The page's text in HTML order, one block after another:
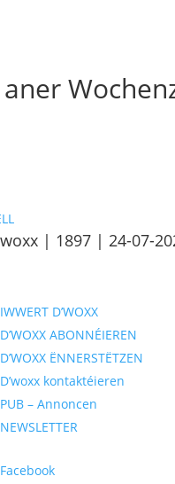
woxx | 1897 | 24-07-
IWWERT D’WOXX
D’WOXX ABONNÉIEREN
D’WOXX ËNNERSTËTZEN
D’woxx kontaktéieren
PUB – Annoncen
NEWSLETTER
Facebook